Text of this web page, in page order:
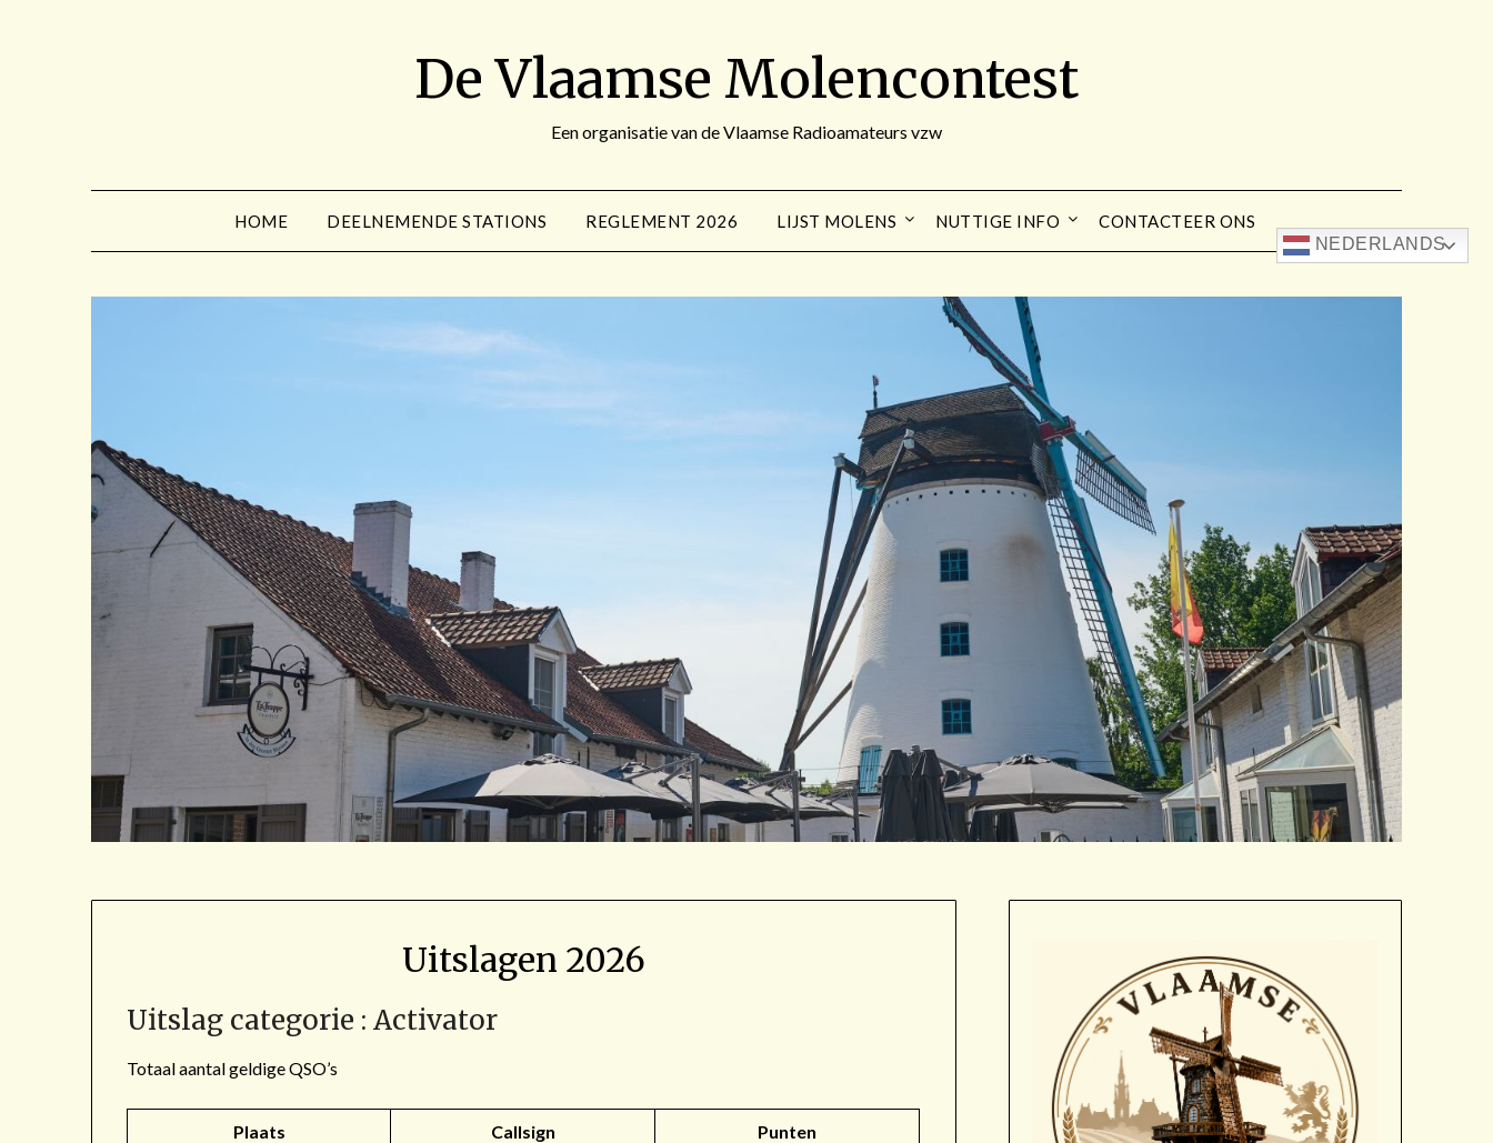
De Vlaamse Molencontest
Een organisatie van de Vlaamse Radioamateurs vzw
HOME DEELNEMENDE STATIONS REGLEMENT 2026 LIJST MOLENS NUTTIGE INFO CONTACTEER ONS
NEDERLANDS
Uitslagen 2026
Uitslag categorie : Activator
Totaal aantal geldige QSO’s
Plaats Callsign Punten